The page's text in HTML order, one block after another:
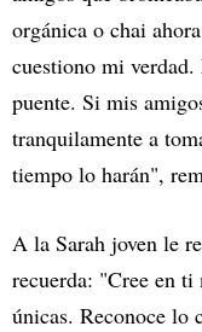
orgánica o chai
cuestiono mi
puente. Si mis
tranquilamente a
tiempo lo harán",
A la Sarah joven le
recuerda: "Cree en ti
únicas. Reconoce lo